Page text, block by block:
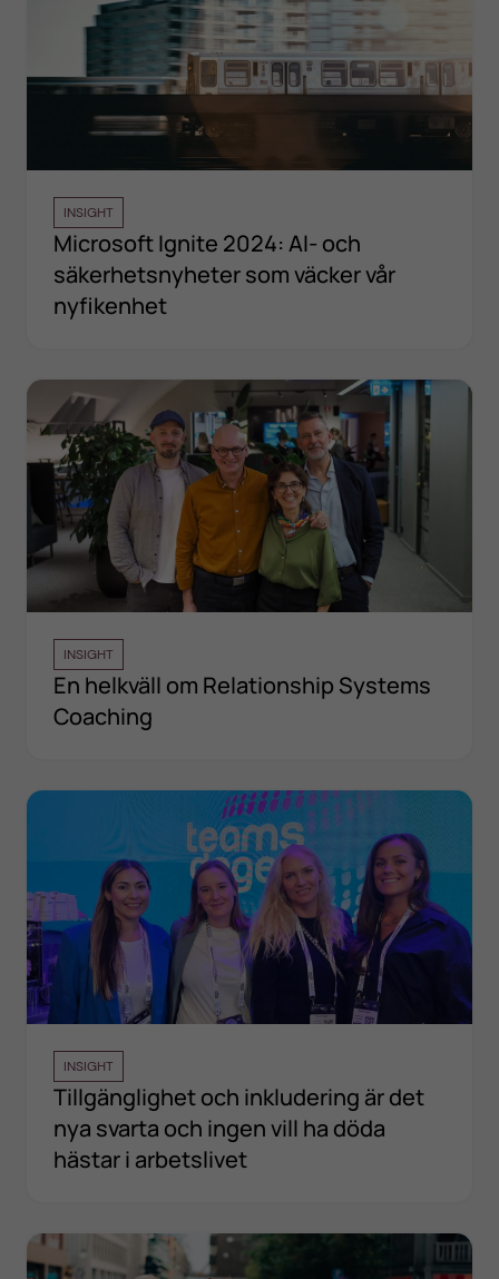
INSIGHT
Microsoft Ignite 2024: AI- och
säkerhetsnyheter som väcker vår
nyfikenhet
INSIGHT
En helkväll om Relationship Systems
Coaching
INSIGHT
Tillgänglighet och inkludering är det
nya svarta och ingen vill ha döda
hästar i arbetslivet